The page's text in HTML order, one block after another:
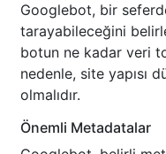
Googlebot, bir
tarayabileceğini
botun ne kadar veri
nedenle, site yapısı
olmalıdır.
Önemli Metadatalar